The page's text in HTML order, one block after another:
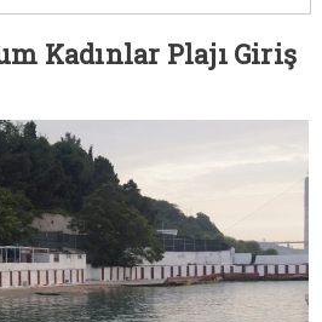
Kadınlar Plajı Giriş